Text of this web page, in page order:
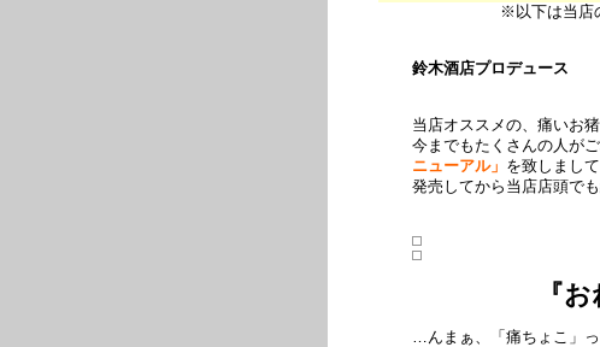
※以下は当店
鈴木酒店プロデュース
当店オススメの、痛いお
今までもたくさんの人が
ニューアル」 を致しまし
発売してから当店店頭で
『
…んまぁ、「痛ちょこ」